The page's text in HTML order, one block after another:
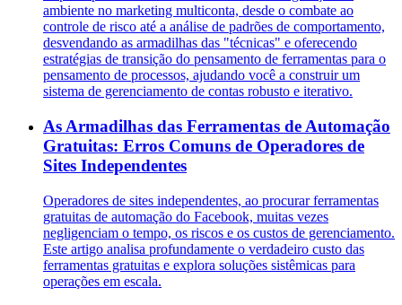
ambiente no marketing multiconta, desde o combate ao
controle de risco até a análise de padrões de comportamento,
desvendando as armadilhas das "técnicas" e oferecendo
estratégias de transição do pensamento de ferramentas para o
pensamento de processos, ajudando você a construir um
sistema de gerenciamento de contas robusto e iterativo.
As Armadilhas das Ferramentas de Automação
Gratuitas: Erros Comuns de Operadores de
Sites Independentes
Operadores de sites independentes, ao procurar ferramentas
gratuitas de automação do Facebook, muitas vezes
negligenciam o tempo, os riscos e os custos de gerenciamento.
Este artigo analisa profundamente o verdadeiro custo das
ferramentas gratuitas e explora soluções sistêmicas para
operações em escala.